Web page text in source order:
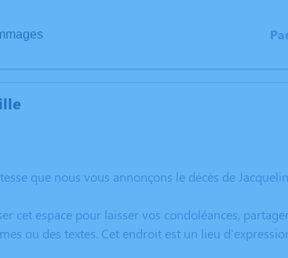
que nous vous annonçons le décès de
cet espace pour laisser vos condoléances,
ou des textes. Cet endroit est un lieu